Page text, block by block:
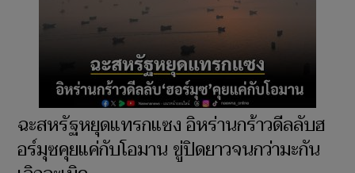
ฉะสหรัฐหยุดแทรกแซง อิหร่านกร้าวดีลลับฮ
อร์มุซคุยแค่กับโอมาน ขู่ปิดยาวจนกว่ามะกัน